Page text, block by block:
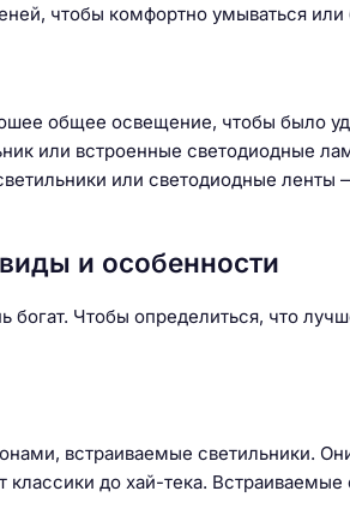
чтобы комфортно умываться или
общее освещение, чтобы было
или встроенные светодиодные
или светодиодные ленты
и особенности
Чтобы определиться, что
встраиваемые светильники.
до хай-тека. Встраиваемые